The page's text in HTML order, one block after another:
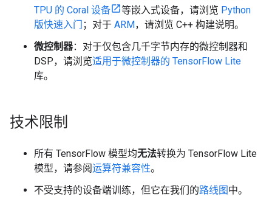
TPU 的 Coral 设备
等嵌入式设备，请浏览 Python
版快速入门 ；对于 ARM，请浏览 C++ 构建说明。
微控制器：对于仅包含几千字节内存的微控制器和
DSP，请浏览适用于微控制器的 TensorFlow Lite
库。
技术限制
所有 TensorFlow 模型均无法转换为 TensorFlow Lite
模型，请参阅运算符兼容性。
不受支持的设备端训练，但它在我们的路线图中。